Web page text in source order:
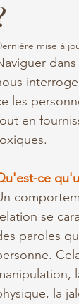
mise à
les
en
ce
se
paroles
la